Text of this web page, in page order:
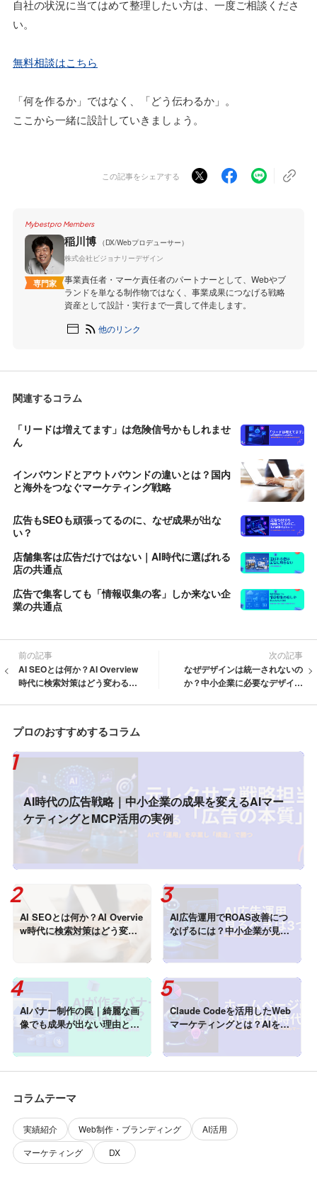
自社の状況に当てはめて整理したい方は、一度ご相談くださ
い。
無料相談はこちら
「何を作るか」ではなく、「どう伝わるか」。
ここから一緒に設計していきましょう。
この記事をシェアする
Mybestpro Members
専門家
稲川博
（DX/Webプロデューサー）
株式会社ビジョナリーデザイン
事業責任者・マーケ責任者のパートナーとして、Webやブ
ランドを単なる制作物ではなく、事業成果につなげる戦略
資産として設計・実行まで一貫して伴走します。
他のリンク
関連するコラム
「リードは増えてます」は危険信号かもしれませ
ん
インバウンドとアウトバウンドの違いとは？国内
と海外をつなぐマーケティング戦略
広告もSEOも頑張ってるのに、なぜ成果が出な
い？
店舗集客は広告だけではない｜AI時代に選ばれる
店の共通点
広告で集客しても「情報収集の客」しか来ない企
業の共通点
前の記事
AI SEOとは何か？AI Overview
時代に検索対策はどう変わるの
次の記事
なぜデザインは統一されないの
か？中小企業に必要なデザイン
プロのおすすめするコラム
AI時代の広告戦略｜中小企業の成果を変えるAIマー
ケティングとMCP活用の実例
AI SEOとは何か？AI Overvie
w時代に検索対策はどう変わ
AI広告運用でROAS改善につ
なげるには？中小企業が見る
べき「3つの数字」
AIバナー制作の罠｜綺麗な画
像でも成果が出ない理由と、
売れるための「認知の設計」
Claude Codeを活用したWeb
マーケティングとは？AIを活
用してホームページの成果を
高める方法
コラムテーマ
実績紹介 Web制作・ブランディング
AI活用
マーケティング
DX